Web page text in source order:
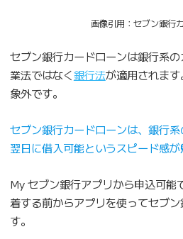
画像引用：セブン銀行
セブン銀行カードローンは銀行系
業法ではなく銀行法が適用されま
象外です。
セブン銀行カードローンは、銀行
翌日に借入可能というスピード感が
My セブン銀行アプリから申込可能
着する前からアプリを使ってセブ
す。